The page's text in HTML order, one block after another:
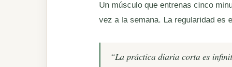
Un músculo que entrenas cinco
vez a la semana. La regularidad es
“La práctica diaria corta es